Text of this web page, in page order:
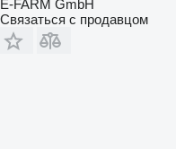
E-FARM GmbH
Связаться с продавцом